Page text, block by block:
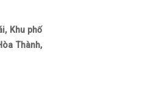
Khu phố
Thành,